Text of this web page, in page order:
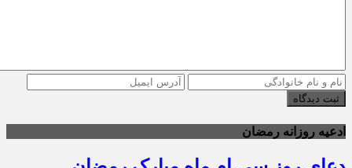
ثبت دیدگاه
ادعیه روزانه رمضان